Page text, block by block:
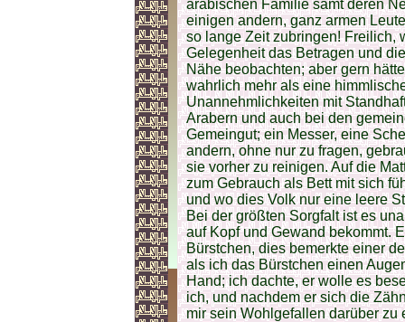
arabischen Familie samt deren
einigen andern, ganz armen
so lange Zeit zubringen! Freilich,
Gelegenheit das Betragen und
Nähe beobachten; aber gern
wahrlich mehr als eine
Unannehmlichkeiten mit
Arabern und auch bei den
Gemeingut; ein Messer, eine
andern, ohne nur zu fragen,
sie vorher zu reinigen. Auf die
zum Gebrauch als Bett mit sich
und wo dies Volk nur eine leere
Bei der größten Sorgfalt ist es
auf Kopf und Gewand bekommt.
Bürstchen, dies bemerkte einer
als ich das Bürstchen einen
Hand; ich dachte, er wolle es
ich, und nachdem er sich die
mir sein Wohlgefallen darüber zu